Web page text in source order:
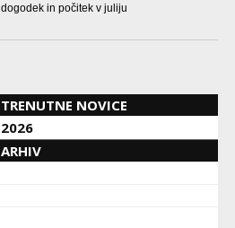
dogodek in počitek v juliju
TRENUTNE NOVICE
2026
ARHIV